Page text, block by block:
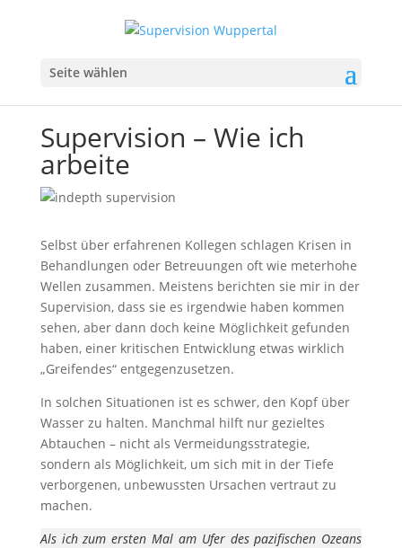
Seite wählen
Supervision – Wie ich
arbeite
Selbst über erfahrenen Kollegen schlagen Krisen in
Behandlungen oder Betreuungen oft wie meterhohe
Wellen zusammen. Meistens berichten sie mir in der
Supervision, dass sie es irgendwie haben kommen
sehen, aber dann doch keine Möglichkeit gefunden
haben, einer kritischen Entwicklung etwas wirklich
„Greifendes“ entgegenzusetzen.
In solchen Situationen ist es schwer, den Kopf über
Wasser zu halten. Manchmal hilft nur gezieltes
Abtauchen – nicht als Vermeidungsstrategie,
sondern als Möglichkeit, um sich mit in der Tiefe
verborgenen, unbewussten Ursachen vertraut zu
machen.
Als ich zum ersten Mal am Ufer des pazifischen Ozeans